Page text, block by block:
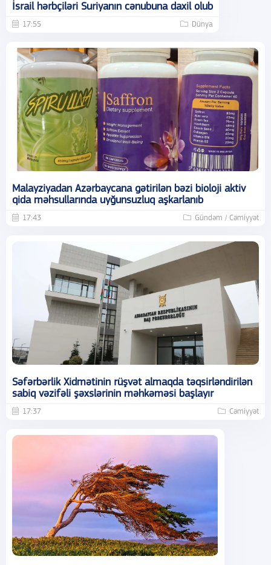
İsrail hərbçiləri Suriyanın cənubuna daxil olub
17:55 Dünya
Malayziyadan Azərbaycana gətirilən bəzi bioloji aktiv
qida məhsullarında uyğunsuzluq aşkarlanıb
17:43 Gündəm / Cəmiyyət
Səfərbərlik Xidmətinin rüşvət almaqda təqsirləndirilən
sabiq vəzifəli şəxslərinin məhkəməsi başlayır
17:37 Cəmiyyət